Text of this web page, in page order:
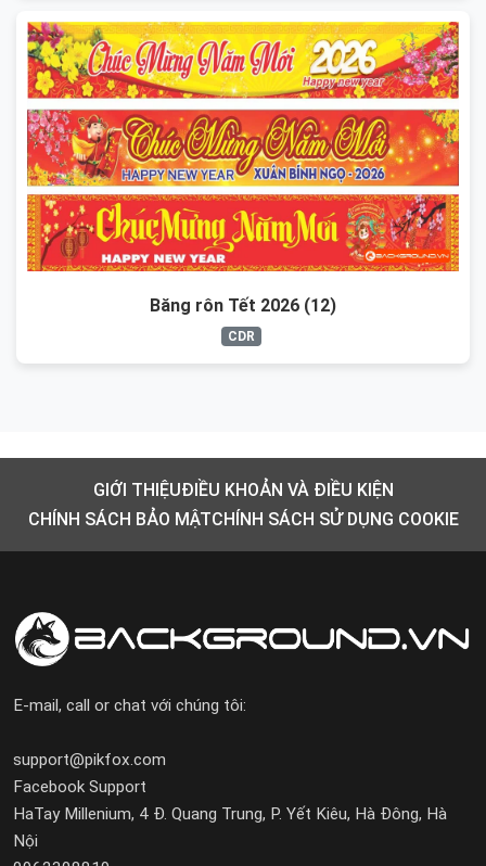
Băng rôn Tết 2026 (12)
CDR
GIỚI THIỆUĐIỀU KHOẢN VÀ ĐIỀU KIỆN
CHÍNH SÁCH BẢO MẬTCHÍNH SÁCH SỬ DỤNG COOKIE
E-mail, call or chat với chúng tôi:
support@pikfox.com
Facebook Support
HaTay Millenium, 4 Đ. Quang Trung, P. Yết Kiêu, Hà Đông, Hà
Nội